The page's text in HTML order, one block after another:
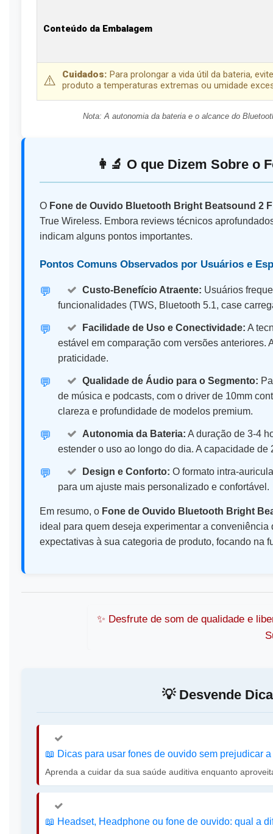
Conteúdo da Embalagem
⚠️ Cuidados: Para prolongar a vida útil da bateria,
produto a temperaturas extremas ou umidade
Nota: A autonomia da bateria e o alcance do
👩️‍🔬️ O que Dizem Sobre o
O Fone de Ouvido Bluetooth Bright Beatsound 2
True Wireless. Embora reviews técnicos
indicam alguns pontos importantes.
Pontos Comuns Observados por Usuários e
💬️ Custo-Benefício Atraente: Usuários
funcionalidades (TWS, Bluetooth 5.1, case
💬️ Facilidade de Uso e Conectividade: A
estável em comparação com versões
praticidade.
💬️ Qualidade de Áudio para o Segmento:
de música e podcasts, com o driver de 10mm
clareza e profundidade de modelos premium.
💬️ Autonomia da Bateria: A duração de 3-4
estender o uso ao longo do dia. A capacidade
💬️ Design e Conforto: O formato intra-
para um ajuste mais personalizado e confortável.
Em resumo, o Fone de Ouvido Bluetooth Bright
ideal para quem deseja experimentar a
expectativas à sua categoria de produto, focando na
✨️ Desfrute de som de qualidade e
💡️ Desvende
📖️ Dicas para usar fones de ouvido sem prejudicar
Aprenda a cuidar da sua saúde auditiva enquanto
📖️ Headset, Headphone ou fone de ouvido: qual a